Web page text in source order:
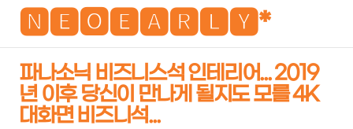
🅽🅴🅾🅴🅰🆁🅻🆈*
검
파나소닉 비즈니스석 인테리어... 2019
년 이후 당신이 만나게 될지도 모를 4K
대화면 비즈니석...